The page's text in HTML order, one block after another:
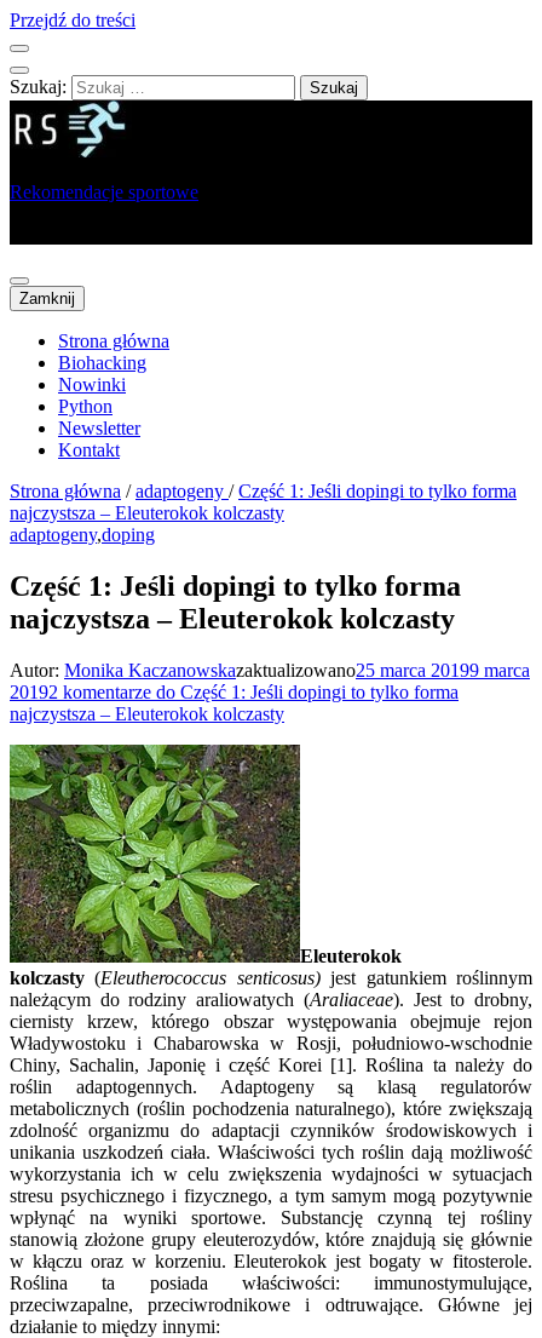
Przejdź do treści
Szukaj:
Rekomendacje sportowe
Zamknij
Strona główna
Biohacking
Nowinki
Python
Newsletter
Kontakt
Strona główna / adaptogeny / Część 1: Jeśli dopingi to tylko forma
najczystsza – Eleuterokok kolczasty
adaptogeny,doping
Część 1: Jeśli dopingi to tylko forma
najczystsza – Eleuterokok kolczasty
Autor: Monika Kaczanowskazaktualizowano25 marca 20199 marca
20192 komentarze do Część 1: Jeśli dopingi to tylko forma
najczystsza – Eleuterokok kolczasty
Eleuterokok
kolczasty (Eleutherococcus senticosus)jest gatunkiem roślinnym
należącym do rodziny araliowatych (Araliaceae). Jest to drobny,
ciernisty krzew, którego obszar występowania obejmuje rejon
Władywostoku i Chabarowska w Rosji, południowo-wschodnie
Chiny, Sachalin, Japonię i część Korei [1]. Roślina ta należy do
roślin adaptogennych. Adaptogeny są klasą regulatorów
metabolicznych (roślin pochodzenia naturalnego), które zwiększają
zdolność organizmu do adaptacji czynników środowiskowych i
unikania uszkodzeń ciała. Właściwości tych roślin dają możliwość
wykorzystania ich w celu zwiększenia wydajności w sytuacjach
stresu psychicznego i fizycznego, a tym samym mogą pozytywnie
wpłynąć na wyniki sportowe. Substancję czynną tej rośliny
stanowią złożone grupy eleuterozydów, które znajdują się głównie
w kłączu oraz w korzeniu. Eleuterokok jest bogaty w fitosterole.
Roślina ta posiada właściwości: immunostymulujące,
przeciwzapalne, przeciwrodnikowe i odtruwające. Główne jej
działanie to między innymi: